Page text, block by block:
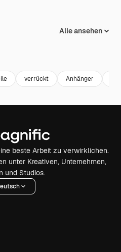
Alle ansehen
verrückt Anhänger
beste Arbeit zu verwirklichen.
unter Kreativen, Unternehmen,
und Studios.